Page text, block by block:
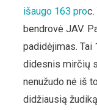
išaugo 163 proc.
bendrovė JAV.
padidėjimas. Tai
didesnis mirčių
nenužudo nė iš
didžiausią